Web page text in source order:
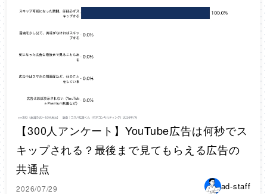
【300人アンケート】YouTube広告は何秒でス
キップされる？最後まで見てもらえる広告の
共通点
2026/07/29 ad-staff